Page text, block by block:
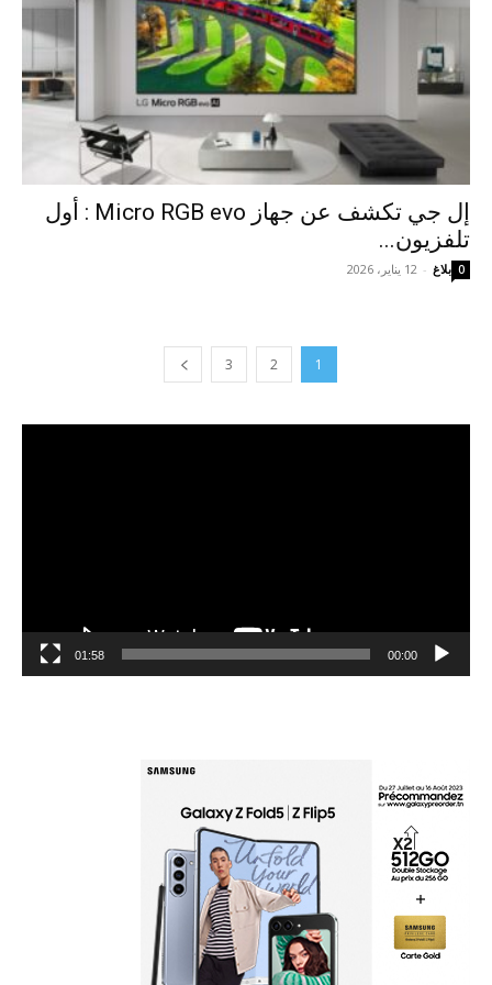
إل جي تكشف عن جهاز Micro RGB evo : أول
تلفزيون...
بلاغ - 12 يناير، 2026 0
1
2
3
00:00
01:58